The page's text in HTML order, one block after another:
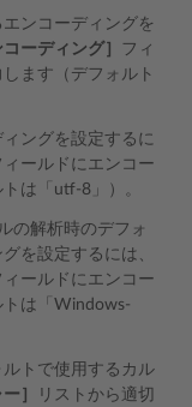
ンコーディングを
ーディング］ フィ
ます（デフォルト
ングを設定するに
ィールドにエンコー
は「utf-8」）。
の解析時のデフォ
を設定するには、
ィールドにエンコー
は「Windows-
トで使用するカル
］
リストから適切